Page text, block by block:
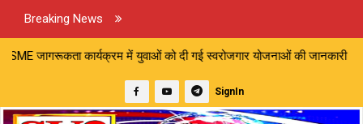
Breaking News
में युवाओं को दी गई स्वरोजगार योजनाओं की जानकारी | डीजल टैंकर
SignIn